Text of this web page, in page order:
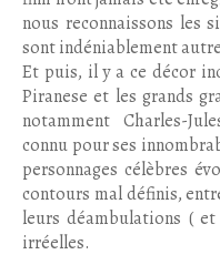
nous reconnaissons les
sont indéniablement
Et puis, il y a ce décor
Piranese et les grands
notamment Charles-
connu pour ses
personnages célèbres
contours mal définis,
leurs déambulations (
irréelles.